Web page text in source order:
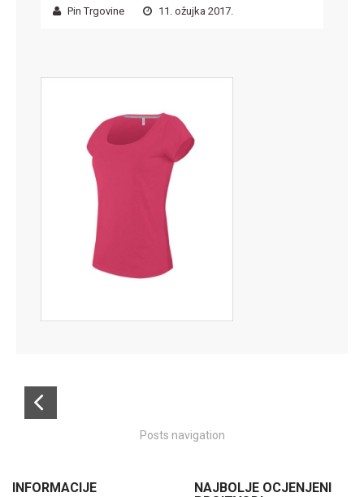
Pin Trgovine 11. ožujka 2017.
Posts navigation
INFORMACIJE
NAJBOLJE OCJENJENI